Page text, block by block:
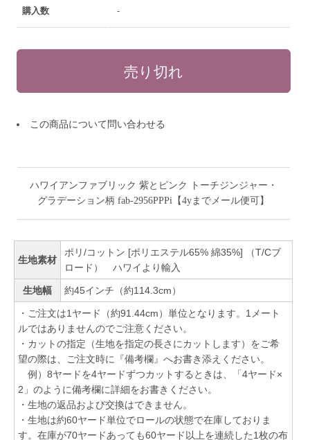
購入数 -
この商品について問い合わせる
ハワイアンファブリック 紫とピンク トーチジンジャー・
グラデーション柄 fab-2956PPPi【4yまでメール便可】
生地素材
ポリ/コットン [ポリエステル65% 綿35%] （T/Cブ
ロード） ハワイより輸入
生地幅 約45インチ（約114.3cm）
・ご注文は1ヤード（約91.44cm）単位となります。1メート
ルではありませんのでご注意ください。
・カットの指定（生地を指定の長さにカットします）をご希
望の際は、ご注文時に『備考欄』へお書き添えください。
例）8ヤードを4ヤードずつカットするときは、「4ヤード×
2」のように備考欄に詳細をお書きください。
・生地の返品および交換はできません。
・生地は約60ヤード単位でロールの状態で在庫しておりま
す。在庫が70ヤードあっても60ヤード以上を連続した1枚の布